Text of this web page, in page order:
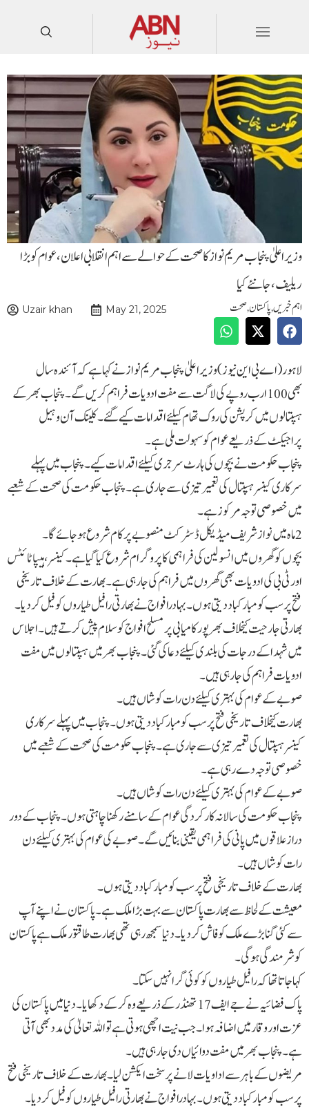
وزیراعلیٰ پنجاب مریم نواز کا صحت کے حوالے سے اہم انقلابی اعلان، عوام کو بڑا
ریلیف ،جا نئے کیا
اہم خبریں,پاکستان,صحت Uzair khan May 21, 2025
لاہور ( اے بی این نیوز )وزیراعلیٰ پنجاب مریم نواز نے کہا ہے کہ آئندہ سال
بھی 100ارب روپے کی لاگت سے مفت ادویات فراہم کریں گے۔ پنجاب بھر کے
ہسپتالوں میں کرپشن کی روک تھام کیلئے اقدامات کیے گئے۔ کلینک آن وہیل
پراجیکٹ کے ذریعے عوام کو سہولت ملی ہے۔
پنجاب حکومت نے بچوں کی ہارٹ سرجری کیلئے اقدامات کیے۔ پنجاب میں پہلے
سرکاری کینسر ہسپتال کی تعمیرتیزی سے جاری ہے۔ پنجاب حکومت کی صحت کے شعبے
میں خصوصی توجہ مرکوز ہے۔
2ماہ میں نوازشریف میڈیکل ڈسٹرکٹ منصوبے پر کام شروع ہوجائے گا۔
بچوں کو گھروں میں انسولین کی فراہمی کا پروگرام شروع کیا گیا ہے۔ کینسر ،ہیپاٹائٹس
اور ٹی بی کی ادویات بھی گھروں میں فراہم کی جارہی ہے ۔ بھارت کےخلاف تاریخی
فتح پرسب کومبارکباد دیتی ہوں۔ بہادرافواج نےبھارتی رافیل طیاروں کوفیل کردیا۔
بھارتی جارحیت کیخلاف بھرپورکامیابی پرمسلح افواج کوسلام پیش کرتےہیں۔ اجلاس
میں شہداکےدرجات کی بلندی کیلئےدعاکی گئی ۔ پنجاب بھرمیں ہسپتالوں میں مفت
ادویات فراہم کی جارہی ہیں۔
صوبےکےعوام کی بہتری کیلئےدن رات کوشاں ہیں۔
بھارت کیخلاف تاریخی فتح پرسب کومبارکباد دیتی ہوں۔ پنجاب میں پہلےسرکاری
کینسرہسپتال کی تعمیرتیزی سےجاری ہے۔ پنجاب حکومت کی صحت کےشعبےمیں
خصوصی توجہ دےرہی ہے۔
صوبےکےعوام کی بہتری کیلئےدن رات کوشاں ہیں۔
پنجاب حکومت کی سالانہ کارکردگی عوام کے سامنے رکھنا چاہتی ہوں۔ پنجاب کے دور
دراز علاقوں میں پانی کی فراہمی یقینی بنائیں گے۔ صوبے کی عوام کی بہتری کیلئے دن
رات کوشاں ہیں۔
بھارت کے خلاف تاریخی فتح پر سب کو مبارکباد دیتی ہوں ۔
معیشت کے لحاظ سے بھارت پاکستان سے بہت بڑا ملک ہے ۔ پاکستان نے اپنے آپ
سے کئی گنا بڑے ملک کو فاش کردیا۔ دنیا سمجھ رہی تھی بھارت طاقتور ملک ہے پاکستان
کو شرمندگی ہوگی۔
کہا جاتا تھا کہ رافیل طیاروں کو کوئی گرا نہیں سکتا۔
پاک فضائیہ نے جے ایف 17تھنڈر کے ذریعے وہ کرکے دکھایا۔ دنیا میں پاکستان کی
عزت اور وقار میں اضافہ ہوا۔ جب نیت اچھی ہوتی ہے تو اللہ تعالیٰ کی مدد بھی آتی
ہے۔ پنجاب بھر میں مفت دوائیاں دی جارہی ہیں۔
مریضوں کے باہر سے اداویات لانے پرسخت ایکشن لیا۔ بھارت کےخلاف تاریخی فتح
پرسب کومبارکباد دیتی ہوں۔ بہادرافواج نےبھارتی رافیل طیاروں کوفیل کردیا۔